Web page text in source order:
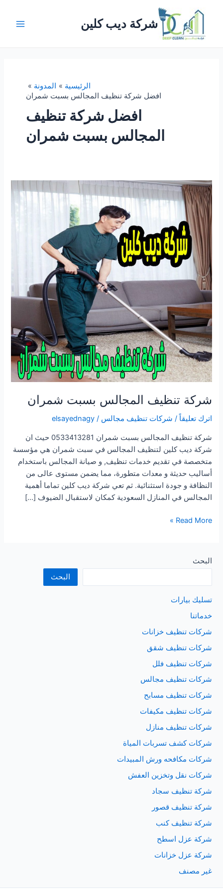
شركة ديب كلين
الرئيسية
المدونة
افضل شركة تنظيف المجالس بسبت شمران
افضل شركة تنظيف
المجالس بسبت شمران
شركة تنظيف المجالس بسبت شمران
اترك تعليقاً / شركات تنظيف مجالس /
elsayednagy
شركة تنظيف المجالس بسبت شمران 0533413281 حيث ان
شركة ديب كلين لتنظيف المجالس في سبت شمران هي مؤسسة
متخصصة في تقديم خدمات تنظيف, و صيانة المجالس باستخدام
أساليب حديثة و معدات متطورة، مما يضمن مستوى عالى من
النظافة و جودة استثنائية. ثم تعي شركة ديب كلين تماما أهمية
المجالس في المنازل السعودية كمكان لاستقبال الضيوف […]
شركة
بسبت
شمران
Read More »
البحث
البحث
تسليك بيارات
خدماتنا
شركات تنظيف خزانات
شركات تنظيف شقق
شركات تنظيف فلل
شركات تنظيف مجالس
شركات تنظيف مسابح
شركات تنظيف مكيفات
شركات تنظيف منازل
شركات كشف تسربات المياة
شركات مكافحه ورش المبيدات
شركات نقل وتخزين العفش
شركة تنظيف سجاد
شركة تنظيف قصور
شركة تنظيف كنب
شركة عزل اسطح
شركة عزل خزانات
غير مصنف